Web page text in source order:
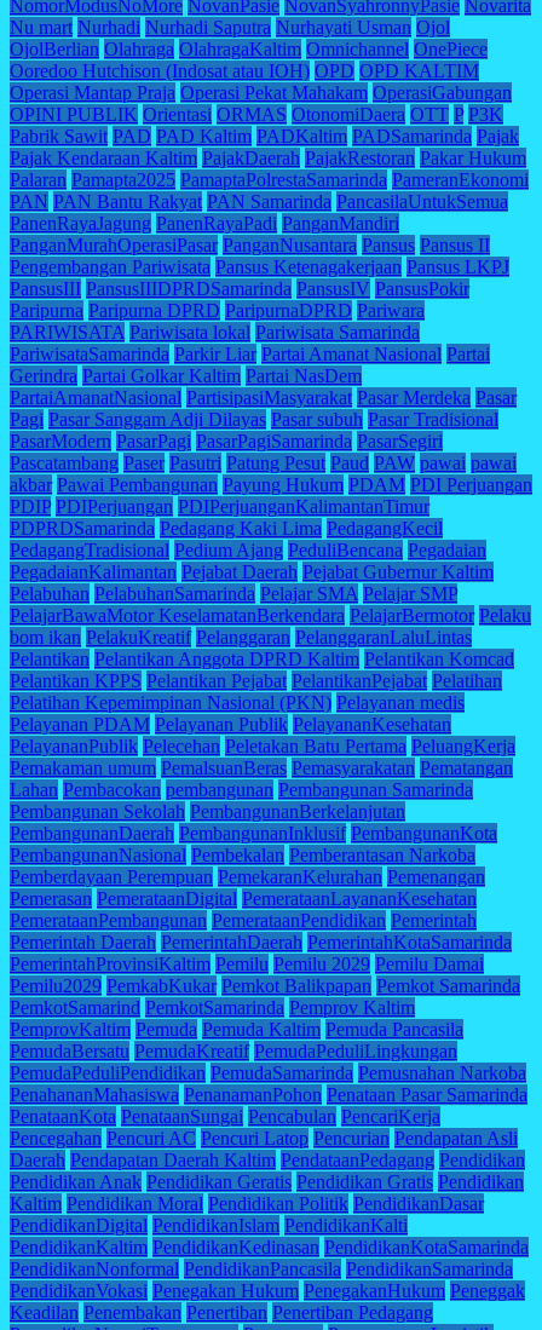
NomorModusNoMore NovanPasie NovanSyahronnyPasie Novarita
Nu mart Nurhadi Nurhadi Saputra Nurhayati Usman Ojol
OjolBerlian Olahraga OlahragaKaltim Omnichannel OnePiece
Ooredoo Hutchison (Indosat atau IOH) OPD OPD KALTIM
Operasi Mantap Praja Operasi Pekat Mahakam OperasiGabungan
OPINI PUBLIK Orientasi ORMAS OtonomiDaera OTT P P3K
Pabrik Sawit PAD PAD Kaltim PADKaltim PADSamarinda Pajak
Pajak Kendaraan Kaltim PajakDaerah PajakRestoran Pakar Hukum
Palaran Pamapta2025 PamaptaPolrestaSamarinda PameranEkonomi
PAN PAN Bantu Rakyat PAN Samarinda PancasilaUntukSemua
PanenRayaJagung PanenRayaPadi PanganMandiri
PanganMurahOperasiPasar PanganNusantara Pansus Pansus II
Pengembangan Pariwisata Pansus Ketenagakerjaan Pansus LKPJ
PansusIII PansusIIIDPRDSamarinda PansusIV PansusPokir
Paripurna Paripurna DPRD ParipurnaDPRD Pariwara
PARIWISATA Pariwisata lokal Pariwisata Samarinda
PariwisataSamarinda Parkir Liar Partai Amanat Nasional Partai
Gerindra Partai Golkar Kaltim Partai NasDem
PartaiAmanatNasional PartisipasiMasyarakat Pasar Merdeka Pasar
Pagi Pasar Sanggam Adji Dilayas Pasar subuh Pasar Tradisional
PasarModern PasarPagi PasarPagiSamarinda PasarSegiri
Pascatambang Paser Pasutri Patung Pesut Paud PAW pawai pawai
akbar Pawai Pembangunan Payung Hukum PDAM PDI Perjuangan
PDIP PDIPerjuangan PDIPerjuanganKalimantanTimur
PDPRDSamarinda Pedagang Kaki Lima PedagangKecil
PedagangTradisional Pedium Ajang PeduliBencana Pegadaian
PegadaianKalimantan Pejabat Daerah Pejabat Gubernur Kaltim
Pelabuhan PelabuhanSamarinda Pelajar SMA Pelajar SMP
PelajarBawaMotor KeselamatanBerkendara PelajarBermotor Pelaku
bom ikan PelakuKreatif Pelanggaran PelanggaranLaluLintas
Pelantikan Pelantikan Anggota DPRD Kaltim Pelantikan Komcad
Pelantikan KPPS Pelantikan Pejabat PelantikanPejabat Pelatihan
Pelatihan Kepemimpinan Nasional (PKN) Pelayanan medis
Pelayanan PDAM Pelayanan Publik PelayananKesehatan
PelayananPublik Pelecehan Peletakan Batu Pertama PeluangKerja
Pemakaman umum PemalsuanBeras Pemasyarakatan Pematangan
Lahan Pembacokan pembangunan Pembangunan Samarinda
Pembangunan Sekolah PembangunanBerkelanjutan
PembangunanDaerah PembangunanInklusif PembangunanKota
PembangunanNasional Pembekalan Pemberantasan Narkoba
Pemberdayaan Perempuan PemekaranKelurahan Pemenangan
Pemerasan PemerataanDigital PemerataanLayananKesehatan
PemerataanPembangunan PemerataanPendidikan Pemerintah
Pemerintah Daerah PemerintahDaerah PemerintahKotaSamarinda
PemerintahProvinsiKaltim Pemilu Pemilu 2029 Pemilu Damai
Pemilu2029 PemkabKukar Pemkot Balikpapan Pemkot Samarinda
PemkotSamarind PemkotSamarinda Pemprov Kaltim
PemprovKaltim Pemuda Pemuda Kaltim Pemuda Pancasila
PemudaBersatu PemudaKreatif PemudaPeduliLingkungan
PemudaPeduliPendidikan PemudaSamarinda Pemusnahan Narkoba
PenahananMahasiswa PenanamanPohon Penataan Pasar Samarinda
PenataanKota PenataanSungai Pencabulan PencariKerja
Pencegahan Pencuri AC Pencuri Latop Pencurian Pendapatan Asli
Daerah Pendapatan Daerah Kaltim PendataanPedagang Pendidikan
Pendidikan Anak Pendidikan Geratis Pendidikan Gratis Pendidikan
Kaltim Pendidikan Moral Pendidikan Politik PendidikanDasar
PendidikanDigital PendidikanIslam PendidikanKalti
PendidikanKaltim PendidikanKedinasan PendidikanKotaSamarinda
PendidikanNonformal PendidikanPancasila PendidikanSamarinda
PendidikanVokasi Penegakan Hukum PenegakanHukum Peneggak
Keadilan Penembakan Penertiban Penertiban Pedagang